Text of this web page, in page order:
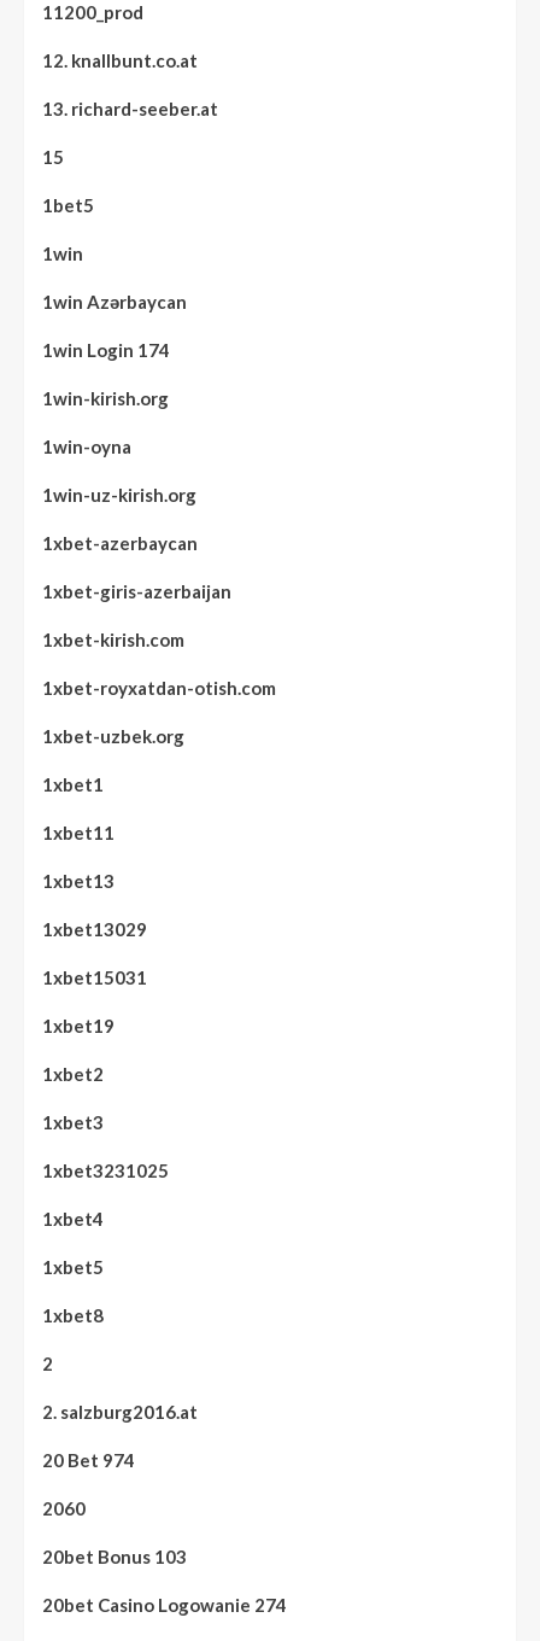
11200_prod
12. knallbunt.co.at
13. richard-seeber.at
15
1bet5
1win
1win Azərbaycan
1win Login 174
1win-kirish.org
1win-oyna
1win-uz-kirish.org
1xbet-azerbaycan
1xbet-giris-azerbaijan
1xbet-kirish.com
1xbet-royxatdan-otish.com
1xbet-uzbek.org
1xbet1
1xbet11
1xbet13
1xbet13029
1xbet15031
1xbet19
1xbet2
1xbet3
1xbet3231025
1xbet4
1xbet5
1xbet8
2
2. salzburg2016.at
20 Bet 974
2060
20bet Bonus 103
20bet Casino Logowanie 274